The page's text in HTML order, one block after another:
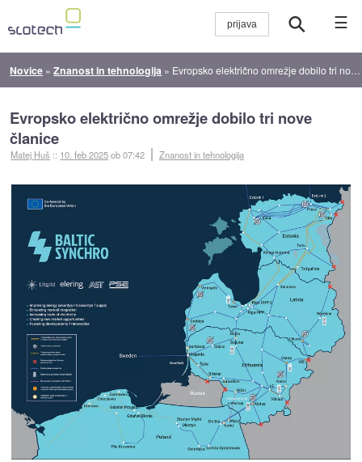
☰
Novice »Znanost in tehnologija » Evropsko električno omrežje dobilo tri nove članice
Evropsko električno omrežje dobilo tri nove
članice
Matej Huš :: 10. feb 2025ob 07:42 Znanost in tehnologija